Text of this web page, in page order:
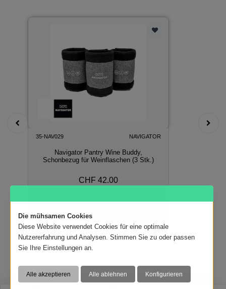
35-NAV029 NAVIGATOR
Navigator Pantry Wine Buddy,
Schonbezug für Weinflaschen (3 Stk.)
CHF 42.00
Die mühsamen Cookies
Diese Website verwendet Cookies für eine optimale
Nutzererfahrung und Analysen. Stimmen Sie zu oder passen
Sie Ihre Einstellungen an.